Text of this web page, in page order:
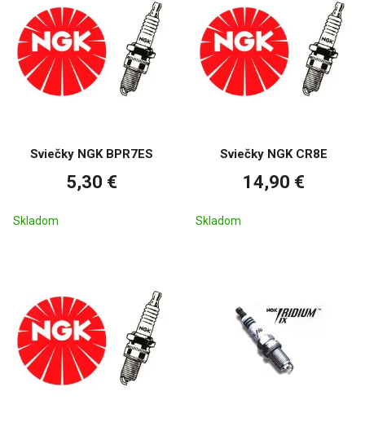
Sviečky NGK BPR7ES
5,30 €
Skladom
Sviečky NGK CR8E
14,90 €
Skladom